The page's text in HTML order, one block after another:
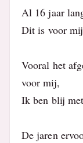
Al 16 jaar
Dit is voor
Vooral het
voor mij,
Ik ben blij
De jaren